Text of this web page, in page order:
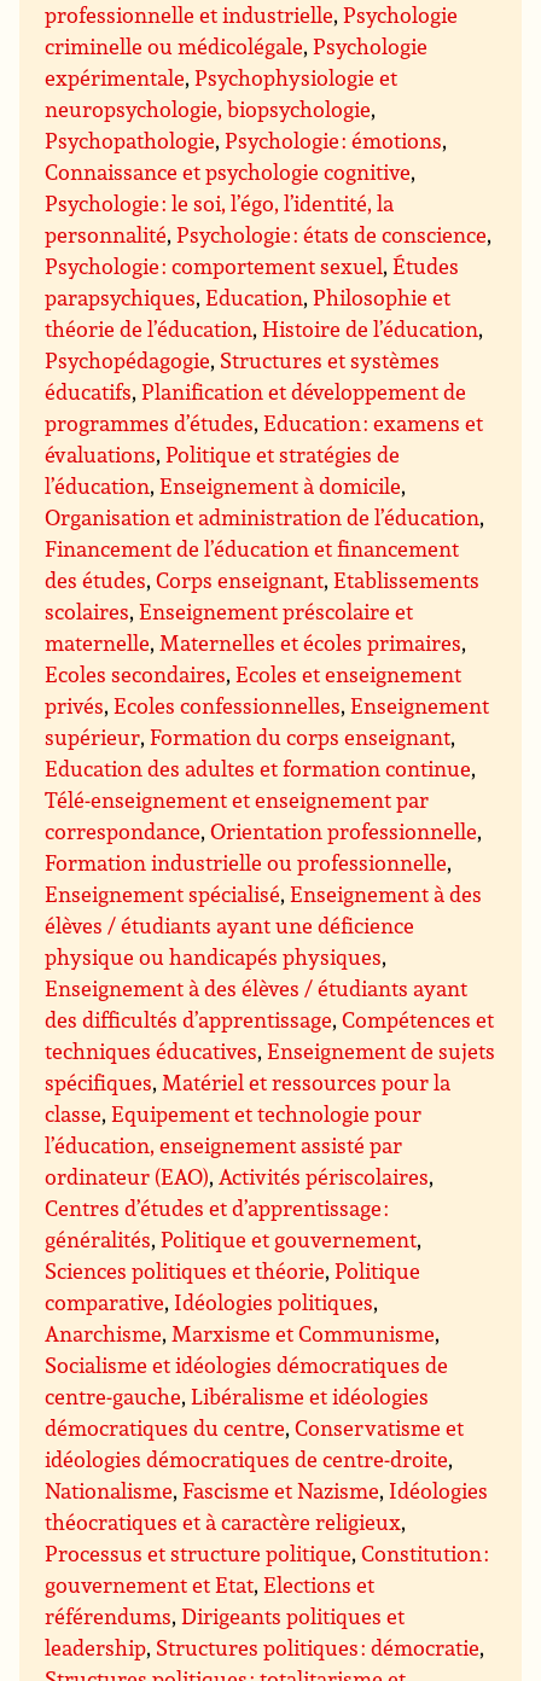
professionnelle et industrielle,Psychologie
criminelle ou médicolégale,Psychologie
expérimentale,Psychophysiologie et
neuropsychologie, biopsychologie,
Psychopathologie,Psychologie : émotions,
Connaissance et psychologie cognitive,
Psychologie : le soi, l’égo, l’identité, la
personnalité,Psychologie : états de conscience,
Psychologie : comportement sexuel,Études
parapsychiques,Education,Philosophie et
théorie de l’éducation,Histoire de l’éducation,
Psychopédagogie, Structures et systèmes
éducatifs,Planification et développement de
programmes d’études,Education : examens et
évaluations,Politique et stratégies de
l’éducation,Enseignement à domicile,
Organisation et administration de l’éducation,
Financement de l’éducation et financement
des études,Corps enseignant,Etablissements
scolaires,Enseignement préscolaire et
maternelle,Maternelles et écoles primaires,
Ecoles secondaires,Ecoles et enseignement
privés,Ecoles confessionnelles,Enseignement
supérieur,Formation du corps enseignant,
Education des adultes et formation continue,
Télé-enseignement et enseignement par
correspondance,Orientation professionnelle,
Formation industrielle ou professionnelle,
Enseignement spécialisé,Enseignement à des
élèves / étudiants ayant une déficience
physique ou handicapés physiques,
Enseignement à des élèves / étudiants ayant
des difficultés d’apprentissage,Compétences et
techniques éducatives,Enseignement de sujets
spécifiques,Matériel et ressources pour la
classe,Equipement et technologie pour
l’éducation, enseignement assisté par
ordinateur (EAO),Activités périscolaires,
Centres d’études et d’apprentissage :
généralités,Politique et gouvernement,
Sciences politiques et théorie,Politique
comparative, Idéologies politiques,
Anarchisme,Marxisme et Communisme,
Socialisme et idéologies démocratiques de
centre-gauche,Libéralisme et idéologies
démocratiques du centre,Conservatisme et
idéologies démocratiques de centre-droite,
Nationalisme,Fascisme et Nazisme, Idéologies
théocratiques et à caractère religieux,
Processus et structure politique,Constitution :
gouvernement et Etat,Elections et
référendums,Dirigeants politiques et
leadership, Structures politiques : démocratie,